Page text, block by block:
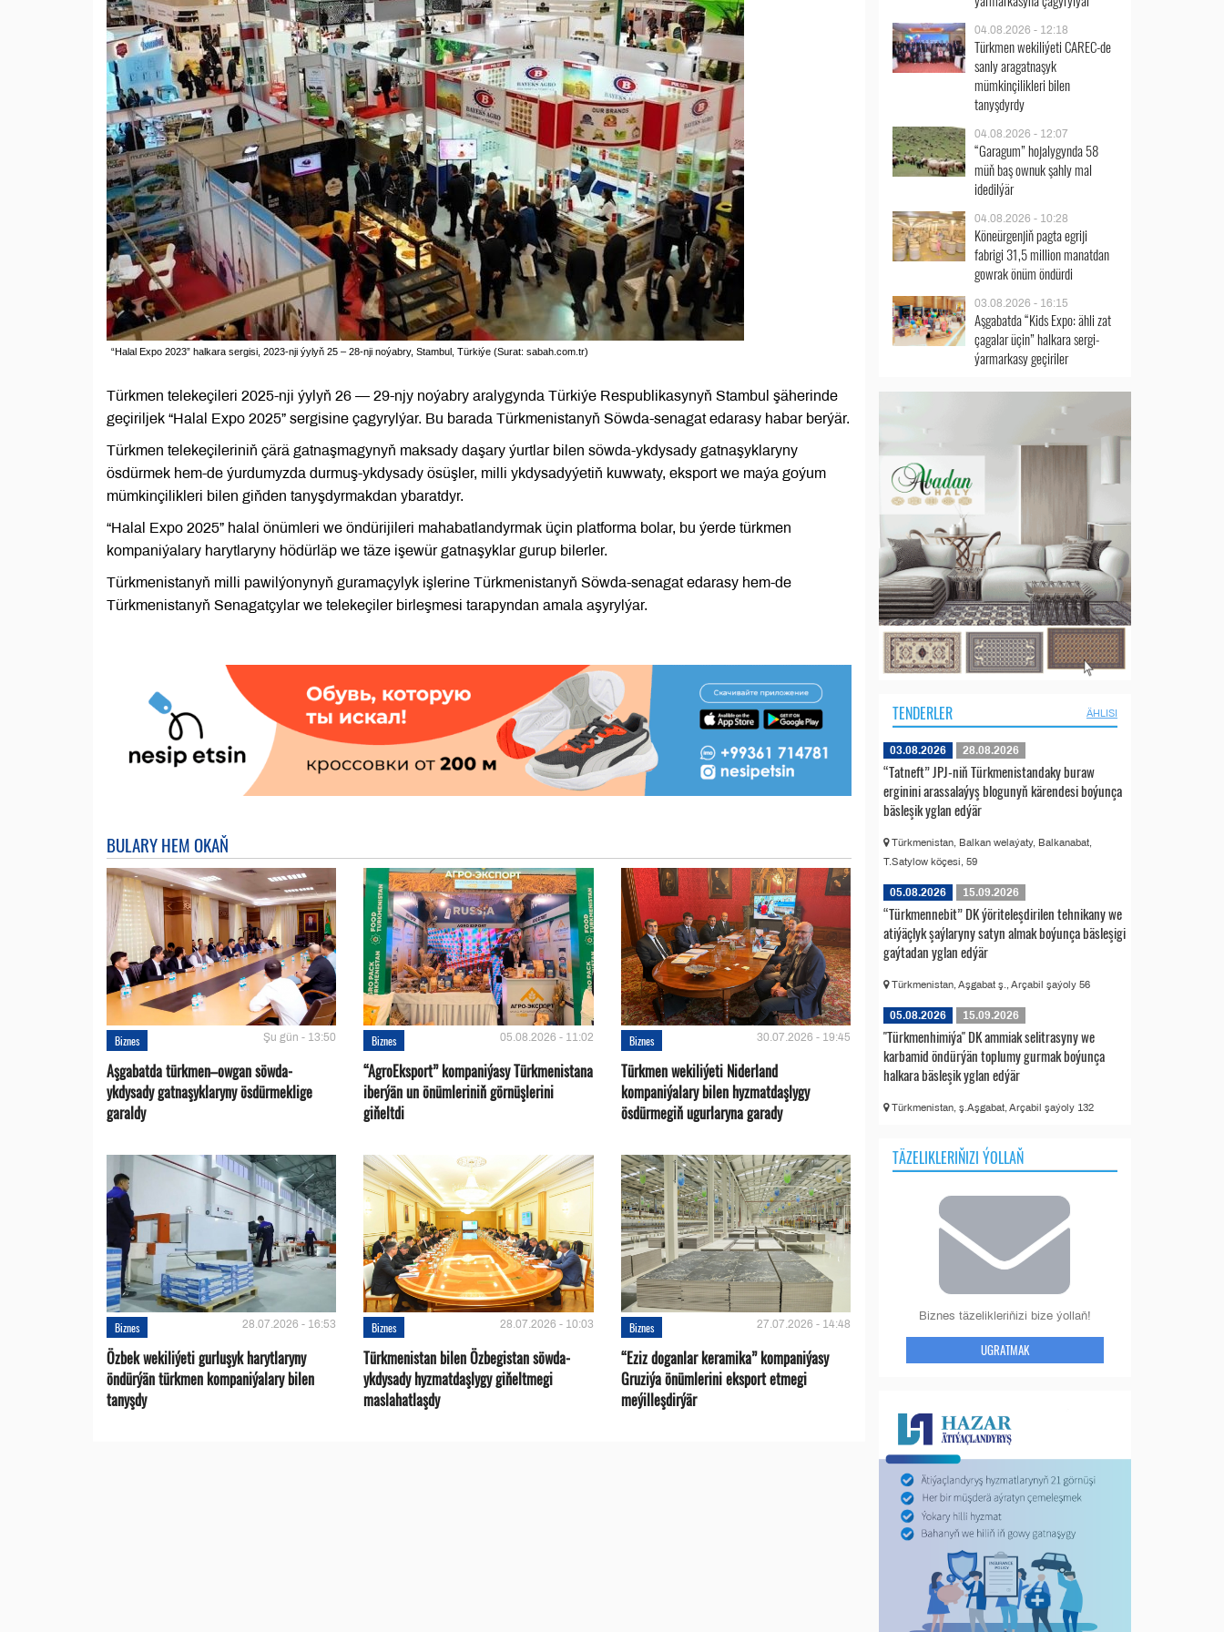
“Halal Expo 2023” halkara sergisi, 2023-nji ýylyň 25 – 28-nji noýabry, Stambul, Türkiýe (Surat: sabah.com.tr)
Türkmen telekeçileri 2025-nji ýylyň 26 — 29-njy noýabry aralygynda Türkiýe Respublikasynyň Stambul şäherinde
geçiriljek “Halal Expo 2025” sergisine çagyrylýar. Bu barada Türkmenistanyň Söwda-senagat edarasy habar berýär.
Türkmen telekeçileriniň çärä gatnaşmagynyň maksady daşary ýurtlar bilen söwda-ykdysady gatnaşyklaryny
ösdürmek hem-de ýurdumyzda durmuş-ykdysady ösüşler, milli ykdysadyýetiň kuwwaty, eksport we maýa goýum
mümkinçilikleri bilen giňden tanyşdyrmakdan ybaratdyr.
“Halal Expo 2025” halal önümleri we öndürijileri mahabatlandyrmak üçin platforma bolar, bu ýerde türkmen
kompaniýalary harytlaryny hödürläp we täze işewür gatnaşyklar gurup bilerler.
Türkmenistanyň milli pawilýonynyň guramaçylyk işlerine Türkmenistanyň Söwda-senagat edarasy hem-de
Türkmenistanyň Senagatçylar we telekeçiler birleşmesi tarapyndan amala aşyrylýar.
BULARY HEM OKAŇ
Biznes Şu gün - 13:50
Aşgabatda türkmen–owgan söwda-
ykdysady gatnaşyklaryny ösdürmeklige
garaldy
Biznes 05.08.2026 - 11:02
“AgroEksport” kompaniýasy Türkmenistana
iberýän un önümleriniň görnüşlerini
giňeltdi
Biznes 30.07.2026 - 19:45
Türkmen wekiliýeti Niderland
kompaniýalary bilen hyzmatdaşlygy
ösdürmegiň ugurlaryna garady
Biznes 28.07.2026 - 16:53
Özbek wekiliýeti gurluşyk harytlaryny
öndürýän türkmen kompaniýalary bilen
tanyşdy
Biznes 28.07.2026 - 10:03
Türkmenistan bilen Özbegistan söwda-
ykdysady hyzmatdaşlygy giňeltmegi
maslahatlaşdy
Biznes 27.07.2026 - 14:48
“Eziz doganlar keramika” kompaniýasy
Gruziýa önümlerini eksport etmegi
meýilleşdirýär
04.08.2026 - 12:18
Türkmen wekiliýeti CAREC-de
sanly aragatnaşyk
mümkinçilikleri bilen
tanyşdyrdy
04.08.2026 - 12:07
“Garagum” hojalygynda 58
müň baş ownuk şahly mal
idedilýär
04.08.2026 - 10:28
Köneürgenjiň pagta egriji
fabrigi 31,5 million manatdan
gowrak önüm öndürdi
03.08.2026 - 16:15
Aşgabatda “Kids Expo: ähli zat
çagalar üçin” halkara sergi-
ýarmarkasy geçiriler
TENDERLER ÄHLISI
03.08.2026 28.08.2026
“Tatneft” JPJ-niň Türkmenistandaky buraw
erginini arassalaýyş blogunyň kärendesi boýunça
bäsleşik yglan edýär
Türkmenistan, Balkan welaýaty, Balkanabat,
T.Satylow köçesi, 59
05.08.2026 15.09.2026
“Türkmennebit” DK ýöriteleşdirilen tehnikany we
atiýäçlyk şaýlaryny satyn almak boýunça bäsleşigi
gaýtadan yglan edýär
Türkmenistan, Aşgabat ş., Arçabil şaýoly 56
05.08.2026 15.09.2026
"Türkmenhimiýa" DK ammiak selitrasyny we
karbamid öndürýän toplumy gurmak boýunça
halkara bäsleşik yglan edýär
Türkmenistan, ş.Aşgabat, Arçabil şaýoly 132
TÄZELIKLERIŇIZI ÝOLLAŇ
Biznes täzelikleriňizi bize ýollaň!
UGRATMAK